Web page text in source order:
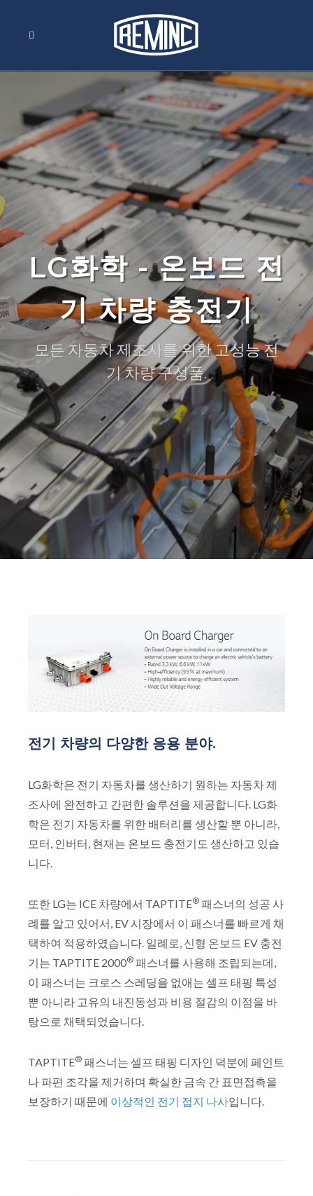
LG화학 - 온보드 전
기 차량 충전기
모든 자동차 제조사를 위한 고성능 전
기 차량 구성품.
전기 차량의 다양한 응용 분야.
LG화학은 전기 자동차를 생산하기 원하는 자동차 제
조사에 완전하고 간편한 솔루션을 제공합니다. LG화
학은 전기 자동차를 위한 배터리를 생산할 뿐 아니라,
모터, 인버터, 현재는 온보드 충전기도 생산하고 있습
니다.
또한 LG는 ICE 차량에서 TAPTITE® 패스너의 성공 사
례를 알고 있어서, EV 시장에서 이 패스너를 빠르게 채
택하여 적용하였습니다. 일례로, 신형 온보드 EV 충전
기는 TAPTITE 2000® 패스너를 사용해 조립되는데,
이 패스너는 크로스 스레딩을 없애는 셀프 태핑 특성
뿐 아니라 고유의 내진동성과 비용 절감의 이점을 바
탕으로 채택되었습니다.
TAPTITE® 패스너는 셀프 태핑 디자인 덕분에 페인트
나 파편 조각을 제거하며 확실한 금속 간 표면접촉을
보장하기 때문에 이상적인 전기 접지 나사입니다.